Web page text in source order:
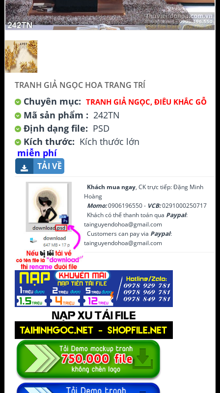
TRANH GIẢ NGỌC HOA TRANG TRÍ
Chuyên mục: TRANH GIẢ NGỌC, ĐIÊU KHẮC GỖ
Mã sản phẩm : 242TN
Định dạng file: PSD
Kích thước: Kích thước lớn
miễn phí
TẢI VỀ
Khách mua ngay, CK trực tiếp: Đặng Minh
Hoàng
Momo:0906196550 - VCB:0291000250717
Khách có thể thanh toán qua Paypal:
tainguyendohoa@gmail.com
Customers can pay via Paypal:
tainguyendohoa@gmail.com